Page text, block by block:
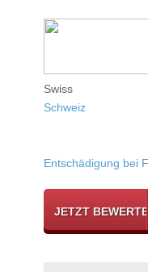
Swiss
Schweiz
Entschädigung bei
JETZT